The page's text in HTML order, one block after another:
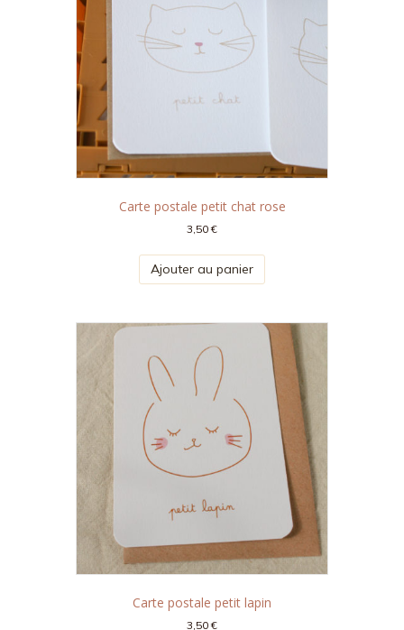
Carte postale petit chat rose
3,50€
Ajouter au panier
Carte postale petit lapin
3,50€